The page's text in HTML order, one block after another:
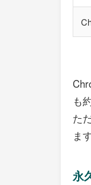
も
た
ま
永